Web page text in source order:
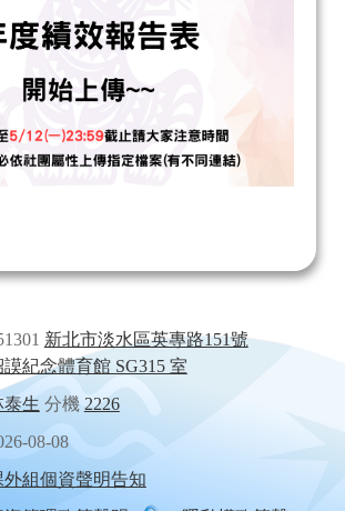
新北市淡水區英專路151號
謨紀念體育館 SG315 室
泰生 分機 2226
08-08
外組個資聲明告知